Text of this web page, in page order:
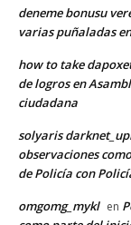
deneme bonusu
varias puñaladas
how to take
de logros en
ciudadana
solyaris
observaciones
de Policía con
omgomg_mykl en